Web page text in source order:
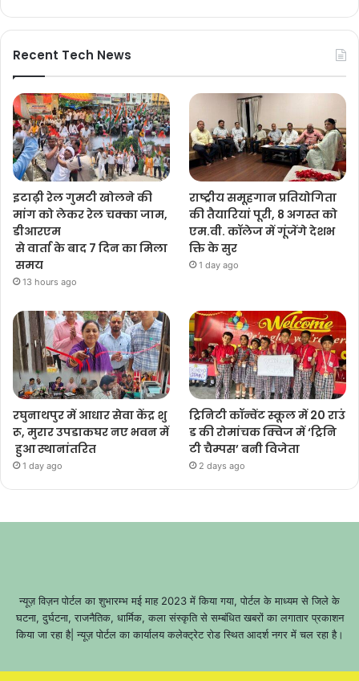
Recent Tech News
इटाढ़ी रेल गुमटी खोलने की
मांग को लेकर रेल चक्का जाम,
डीआरएम
से वार्ता के बाद 7 दिन का मिला
समय
13 hours ago
राष्ट्रीय समूहगान प्रतियोगिता
की तैयारियां पूरी, 8 अगस्त को
एम.वी. कॉलेज में गूंजेंगे देशभ
क्ति के सुर
1 day ago
रघुनाथपुर में आधार सेवा केंद्र शु
रू, मुरार उपडाकघर नए भवन में
हुआ स्थानांतरित
1 day ago
ट्रिनिटी कॉन्वेंट स्कूल में 20 राउं
ड की रोमांचक क्विज में ‘ट्रिनि
टी चैम्पस’ बनी विजेता
2 days ago
न्यूज़ विज़न पोर्टल का शुभारम्भ मई माह 2023 में किया गया, पोर्टल के माध्यम से जिले के
घटना, दुर्घटना, राजनैतिक, धार्मिक, कला संस्कृति से सम्बंधित खबरों का लगातार प्रकाशन
किया जा रहा है| न्यूज़ पोर्टल का कार्यालय कलेक्ट्रेट रोड स्थित आदर्श नगर में चल रहा है।